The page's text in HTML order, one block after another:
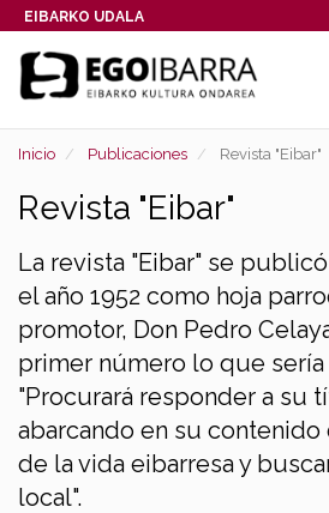
EIBARKO UDALA
Inicio Publicaciones Revista "Eibar"
Revista "Eibar"
La revista "Eibar" se
el año 1952 como hoja
promotor, Don Pedro
primer número lo que sería
"Procurará responder a su
abarcando en su contenido
de la vida eibarresa y
local".